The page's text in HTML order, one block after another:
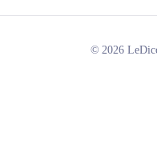
© 2026